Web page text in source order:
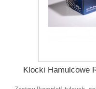
Klocki Hamulcowe